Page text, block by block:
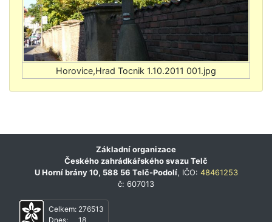
Základní organizace
Českého zahrádkářského svazu Telč
U Horní brány 10, 588 56 Telč-Podolí, IČO: 48461253
č: 607013
Celkem:
Dnes:
276513
18